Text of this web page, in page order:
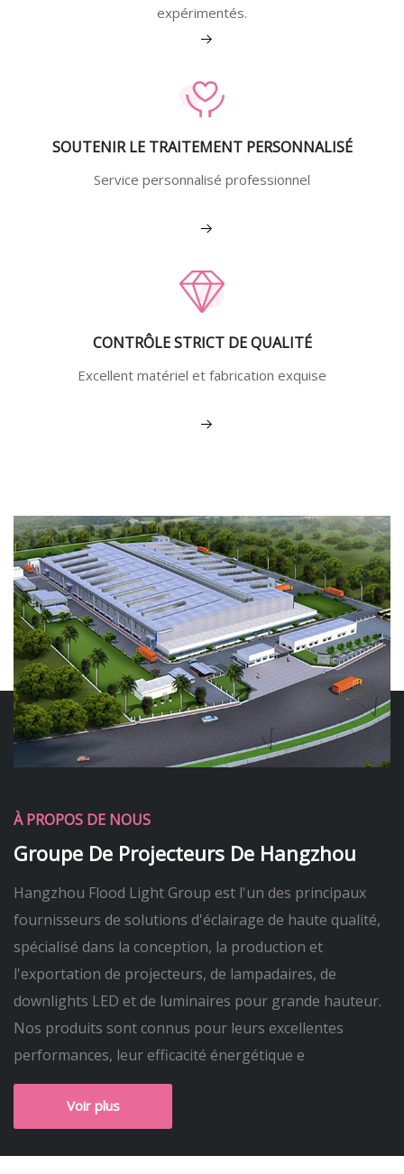
expérimentés.
Voir plus
SOUTENIR LE TRAITEMENT PERSONNALISÉ
Service personnalisé professionnel
Voir plus
CONTRÔLE STRICT DE QUALITÉ
Excellent matériel et fabrication exquise
Voir plus
À PROPOS DE NOUS
Groupe De Projecteurs De Hangzhou
Hangzhou Flood Light Group est l'un des principaux
fournisseurs de solutions d'éclairage de haute qualité,
spécialisé dans la conception, la production et
l'exportation de projecteurs, de lampadaires, de
downlights LED et de luminaires pour grande hauteur.
Nos produits sont connus pour leurs excellentes
performances, leur efficacité énergétique e
Voir plus